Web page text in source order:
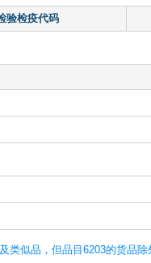
验检疫代码
类似品，但品目6203的货品除